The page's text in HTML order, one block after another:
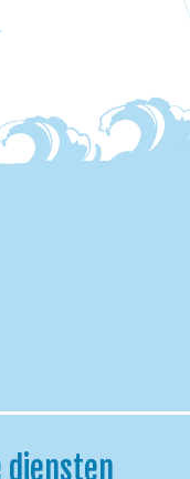
diensten